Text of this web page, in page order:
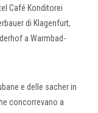
Café Konditorei
di Klagenfurt,
a Warmbad-
e delle sacher in
concorrevano a